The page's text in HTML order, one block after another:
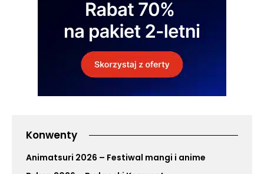
Konwenty
Animatsuri 2026 – Festiwal mangi i anime